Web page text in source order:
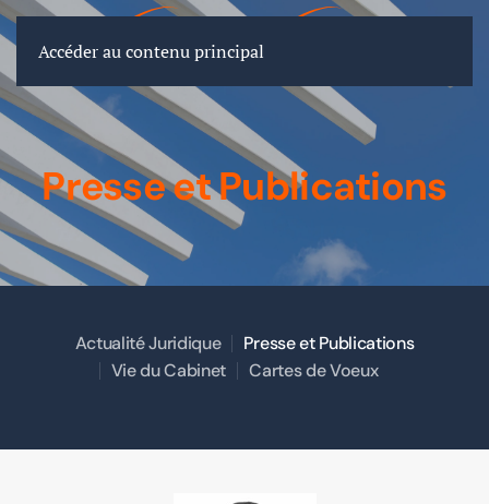
Accéder au contenu principal
Presse et Publications
Actualité Juridique
Presse et Publications
Vie du Cabinet
Cartes de Voeux